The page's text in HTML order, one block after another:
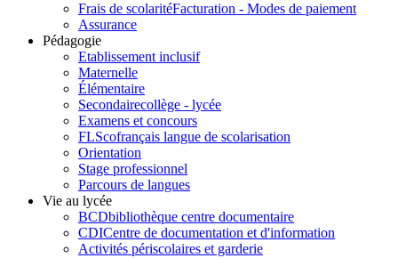
Frais de scolaritéFacturation - Modes de paiement
Assurance
Pédagogie
Etablissement inclusif
Maternelle
Élémentaire
Secondairecollège - lycée
Examens et concours
FLScofrançais langue de scolarisation
Orientation
Stage professionnel
Parcours de langues
Vie au lycée
BCDbibliothèque centre documentaire
CDICentre de documentation et d'information
Activités périscolaires et garderie